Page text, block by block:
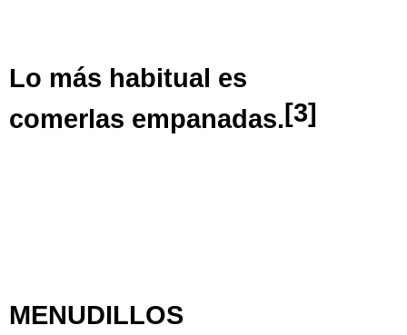
Lo más habitual es
comerlas empanadas.[3]
MENUDILLOS